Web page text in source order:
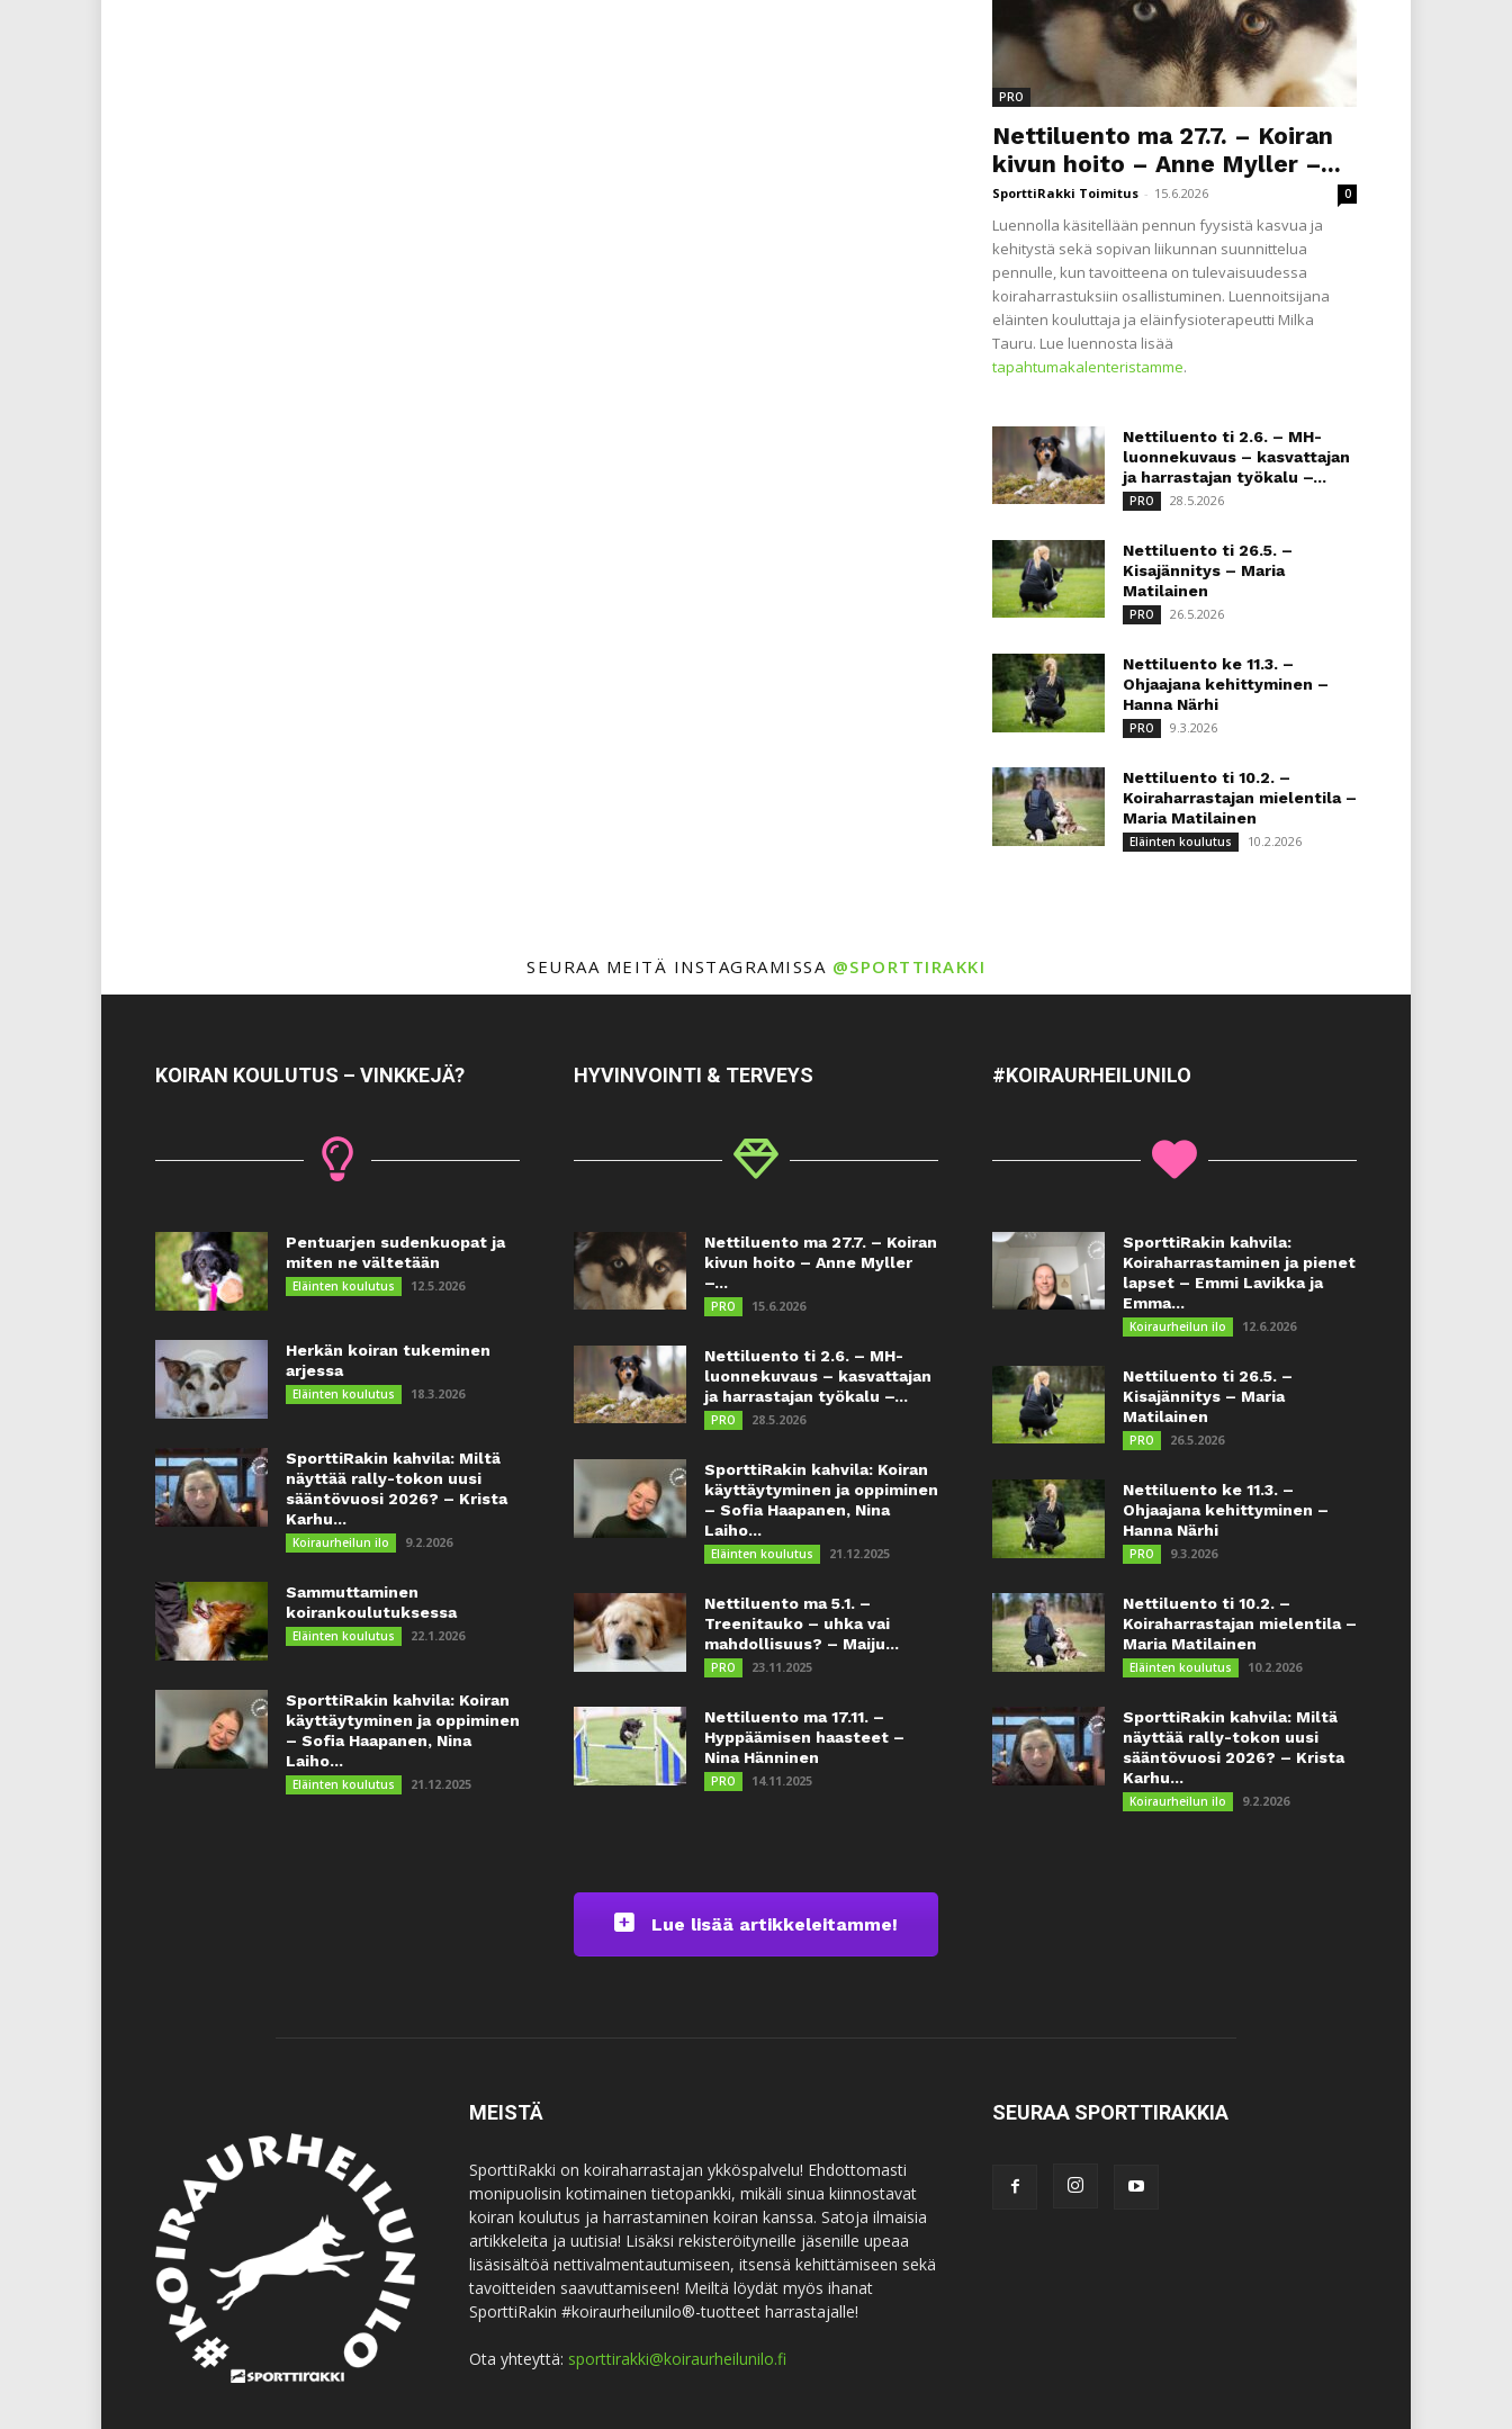
PRO
Nettiluento ma 27.7. – Koiran
kivun hoito – Anne Myller –...
SporttiRakki Toimitus - 15.6.2026 0
Luennolla käsitellään pennun fyysistä kasvua ja
kehitystä sekä sopivan liikunnan suunnittelua
pennulle, kun tavoitteena on tulevaisuudessa
koiraharrastuksiin osallistuminen. Luennoitsijana
eläinten kouluttaja ja eläinfysioterapeutti Milka
Tauru. Lue luennosta lisää
tapahtumakalenteristamme.
Nettiluento ti 2.6. – MH-
luonnekuvaus – kasvattajan
ja harrastajan työkalu –...
PRO 28.5.2026
Nettiluento ti 26.5. –
Kisajännitys – Maria
Matilainen
PRO 26.5.2026
Nettiluento ke 11.3. –
Ohjaajana kehittyminen –
Hanna Närhi
PRO 9.3.2026
Nettiluento ti 10.2. –
Koiraharrastajan mielentila –
Maria Matilainen
Eläinten koulutus 10.2.2026
SEURAA MEITÄ INSTAGRAMISSA @SPORTTIRAKKI
KOIRAN KOULUTUS – VINKKEJÄ?
Pentuarjen sudenkuopat ja
miten ne vältetään
Eläinten koulutus 12.5.2026
Herkän koiran tukeminen
arjessa
Eläinten koulutus 18.3.2026
SporttiRakin kahvila: Miltä
näyttää rally-tokon uusi
sääntövuosi 2026? – Krista
Karhu...
Koiraurheilun ilo 9.2.2026
Sammuttaminen
koirankoulutuksessa
Eläinten koulutus 22.1.2026
SporttiRakin kahvila: Koiran
käyttäytyminen ja oppiminen
– Sofia Haapanen, Nina
Laiho...
Eläinten koulutus 21.12.2025
HYVINVOINTI & TERVEYS
Nettiluento ma 27.7. – Koiran
kivun hoito – Anne Myller
–...
PRO 15.6.2026
Nettiluento ti 2.6. – MH-
luonnekuvaus – kasvattajan
ja harrastajan työkalu –...
PRO 28.5.2026
SporttiRakin kahvila: Koiran
käyttäytyminen ja oppiminen
– Sofia Haapanen, Nina
Laiho...
Eläinten koulutus 21.12.2025
Nettiluento ma 5.1. –
Treenitauko – uhka vai
mahdollisuus? – Maiju...
PRO 23.11.2025
Nettiluento ma 17.11. –
Hyppäämisen haasteet –
Nina Hänninen
PRO 14.11.2025
Lue lisää artikkeleitamme!
#KOIRAURHEILUNILO
SporttiRakin kahvila:
Koiraharrastaminen ja pienet
lapset – Emmi Lavikka ja
Emma...
Koiraurheilun ilo 12.6.2026
Nettiluento ti 26.5. –
Kisajännitys – Maria
Matilainen
PRO 26.5.2026
Nettiluento ke 11.3. –
Ohjaajana kehittyminen –
Hanna Närhi
PRO 9.3.2026
Nettiluento ti 10.2. –
Koiraharrastajan mielentila –
Maria Matilainen
Eläinten koulutus 10.2.2026
SporttiRakin kahvila: Miltä
näyttää rally-tokon uusi
sääntövuosi 2026? – Krista
Karhu...
Koiraurheilun ilo 9.2.2026
MEISTÄ
SporttiRakki on koiraharrastajan ykköspalvelu! Ehdottomasti
monipuolisin kotimainen tietopankki, mikäli sinua kiinnostavat
koiran koulutus ja harrastaminen koiran kanssa. Satoja ilmaisia
artikkeleita ja uutisia! Lisäksi rekisteröityneille jäsenille upeaa
lisäsisältöä nettivalmentautumiseen, itsensä kehittämiseen sekä
tavoitteiden saavuttamiseen! Meiltä löydät myös ihanat
SporttiRakin #koiraurheilunilo®-tuotteet harrastajalle!
Ota yhteyttä: sporttirakki@koiraurheilunilo.fi
SEURAA SPORTTIRAKKIA